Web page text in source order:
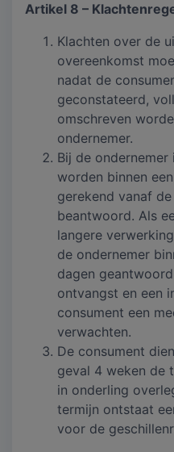
Artikel 8 –
Klachten over de
overeenkomst
nadat de
geconstateerd,
omschreven
ondernemer.
Bij de
worden binnen
gerekend vanaf
beantwoord. Als
langere
de ondernemer
dagen
ontvangst en een
consument een
verwachten.
De consument
geval 4 weken de
in onderling
termijn ontstaat
voor de